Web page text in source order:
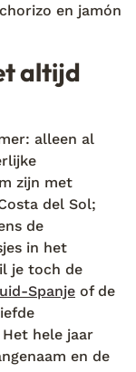
en jamón
altijd
alleen al
zijn met
del Sol;
de
in het
je toch de
Spanje of de
hele jaar
en de